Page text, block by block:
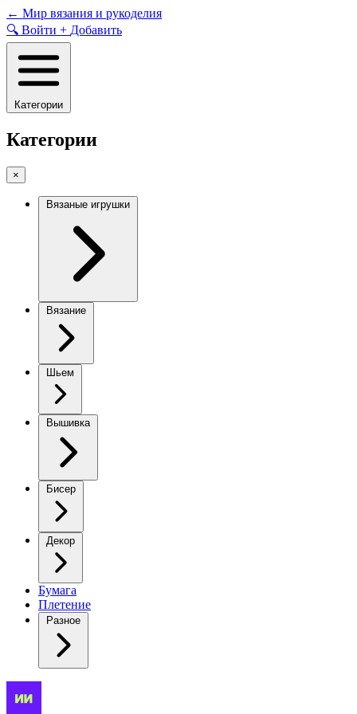
Skip
to
content
← Мир вязания и рукоделия
🔍 Войти + Добавить
Категории
Категории
×
Вязаные игрушки
Вязание
Шьем
Вышивка
Бисер
Декор
Бумага
Плетение
Разное
Облачные